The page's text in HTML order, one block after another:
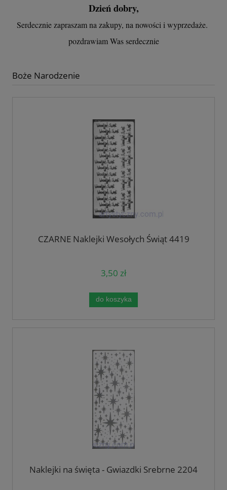
Dzień dobry,
Serdecznie zapraszam na zakupy, na nowości i wyprzedaże.
pozdrawiam Was serdecznie
Boże Narodzenie
CZARNE Naklejki Wesołych Świąt 4419
3,50 zł
do koszyka
Naklejki na święta - Gwiazdki Srebrne 2204